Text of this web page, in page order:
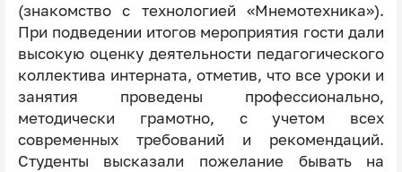
(знакомство с технологией «Мнемотехника»).
При подведении итогов мероприятия гости дали
высокую оценку деятельности педагогического
коллектива интерната, отметив, что все уроки и
занятия проведены профессионально,
методически грамотно, с учетом всех
современных требований и рекомендаций.
Студенты высказали пожелание бывать на